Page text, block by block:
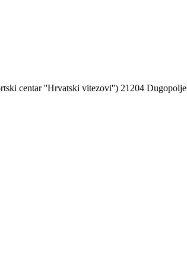
centar ''Hrvatski vitezovi'') 21204 Dugopolje